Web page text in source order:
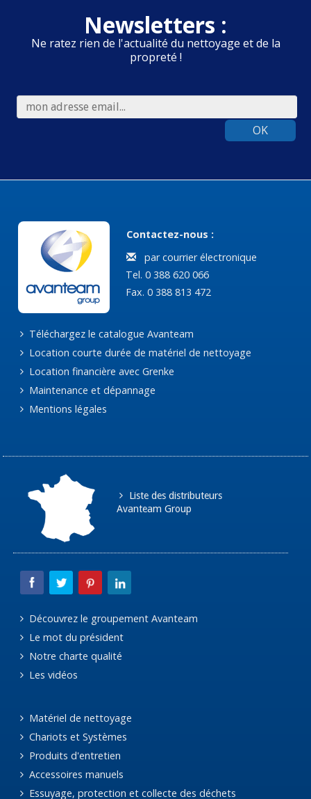
Newsletters :
Ne ratez rien de l'actualité du nettoyage et de la
propreté !
OK
Contactez-nous :
par courrier électronique
Tel. 0 388 620 066
Fax. 0 388 813 472
Téléchargez le catalogue Avanteam
Location courte durée de matériel de nettoyage
Location financière avec Grenke
Maintenance et dépannage
Mentions légales
Liste des distributeurs
Avanteam Group
Découvrez le groupement Avanteam
Le mot du président
Notre charte qualité
Les vidéos
Matériel de nettoyage
Chariots et Systèmes
Produits d'entretien
Accessoires manuels
Essuyage, protection et collecte des déchets